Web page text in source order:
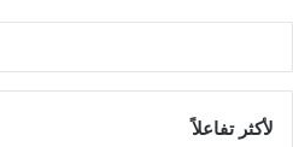
لأكثر تفاعلاً